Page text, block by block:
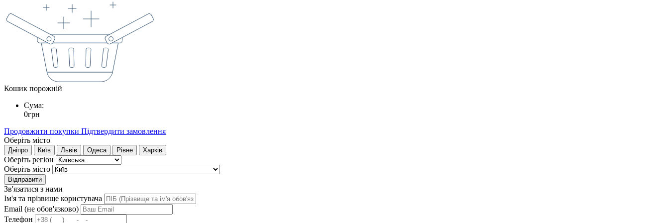
Кошик порожній
Сума:
0грн
Продовжити покупки Підтвердити замовлення
Оберіть місто
Дніпро Київ Львів Одеса Рівне Харків
Оберіть регіон
Оберіть місто
Відправити
Зв'язатися з нами
Ім'я та прізвище користувача
Email (не обов'язково)
Телефон